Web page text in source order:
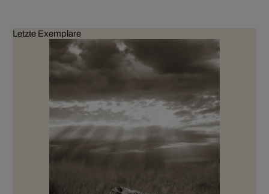
Letzte Exemplare